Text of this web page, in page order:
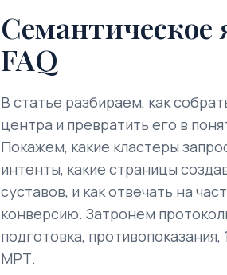
Семантическое
FAQ
В статье разбираем, как
центра и превратить его в
Покажем, какие кластеры
интенты, какие страницы
суставов, и как отвечать на
конверсию. Затронем
подготовка,
МРТ.